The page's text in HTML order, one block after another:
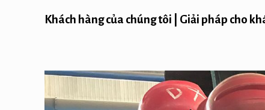
Khách hàng của chúng tôi | Giải pháp cho